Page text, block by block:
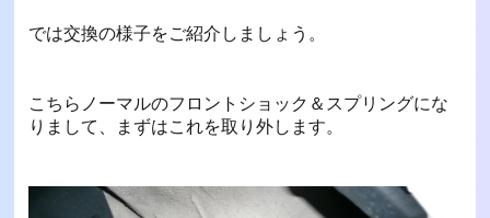
では交換の様子をご紹介しましょう。
こちらノーマルのフロントショック＆スプリングにな
りまして、まずはこれを取り外します。